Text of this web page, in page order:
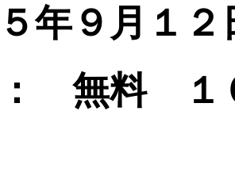
５年９月１
： 無料 １